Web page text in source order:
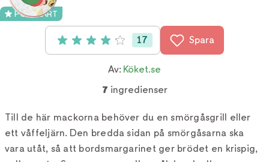
POPULÄRT
Betyg: 4.1 av 5 (17 röster)
17 Spara
Av: Köket.se
7 ingredienser
Till de här mackorna behöver du en smörgåsgrill eller
ett våffeljärn. Den bredda sidan på smörgåsarna ska
vara utåt, så att bordsmargarinet ger brödet en krispig,